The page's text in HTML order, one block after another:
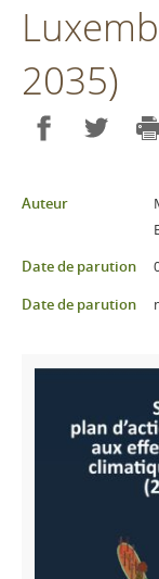
2035)
Auteur
Date de parution
Date de parution